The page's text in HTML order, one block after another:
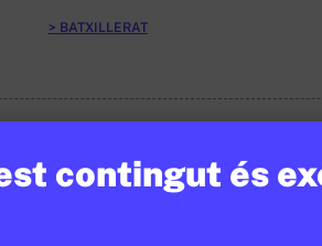
contingut és
BATXILLERAT